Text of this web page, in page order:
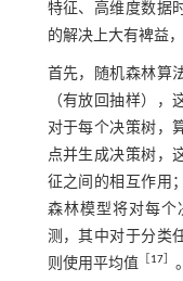
特征、高维度数据
的解决上大有裨益
首先，随机森林算
（有放回抽样），
对于每个决策树，
点并生成决策树，
征之间的相互作用
森林模型将对每个
测，其中对于分类
则使用平均值
17］ 。